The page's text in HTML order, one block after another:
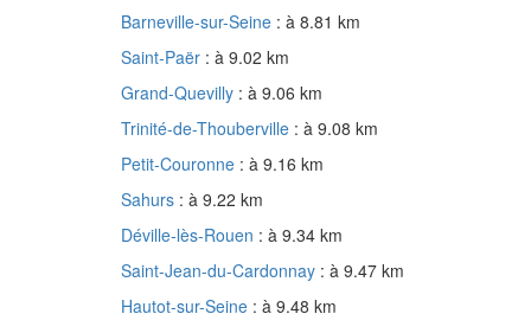
Barneville-sur-Seine : à 8.81 km
Saint-Paër : à 9.02 km
Grand-Quevilly : à 9.06 km
Trinité-de-Thouberville : à 9.08 km
Petit-Couronne : à 9.16 km
Sahurs : à 9.22 km
Déville-lès-Rouen : à 9.34 km
Saint-Jean-du-Cardonnay : à 9.47 km
Hautot-sur-Seine : à 9.48 km